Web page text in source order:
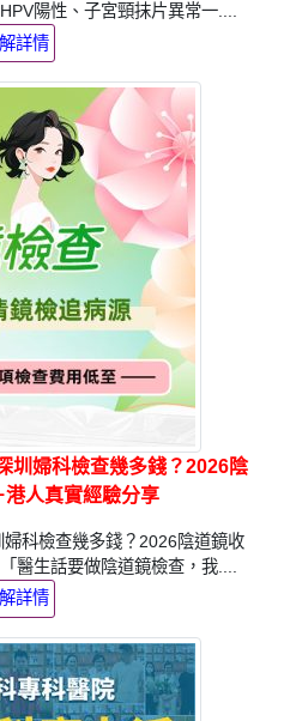
陽性、子宮頸抹片異常一....
解詳情
圳婦科檢查幾多錢？2026陰
人真實經驗分享
科檢查幾多錢？2026陰道鏡收
醫生話要做陰道鏡檢查，我....
解詳情